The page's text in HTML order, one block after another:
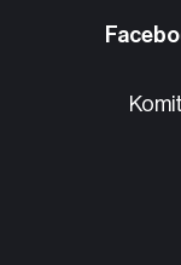
Kontakt
Komitska 106a,